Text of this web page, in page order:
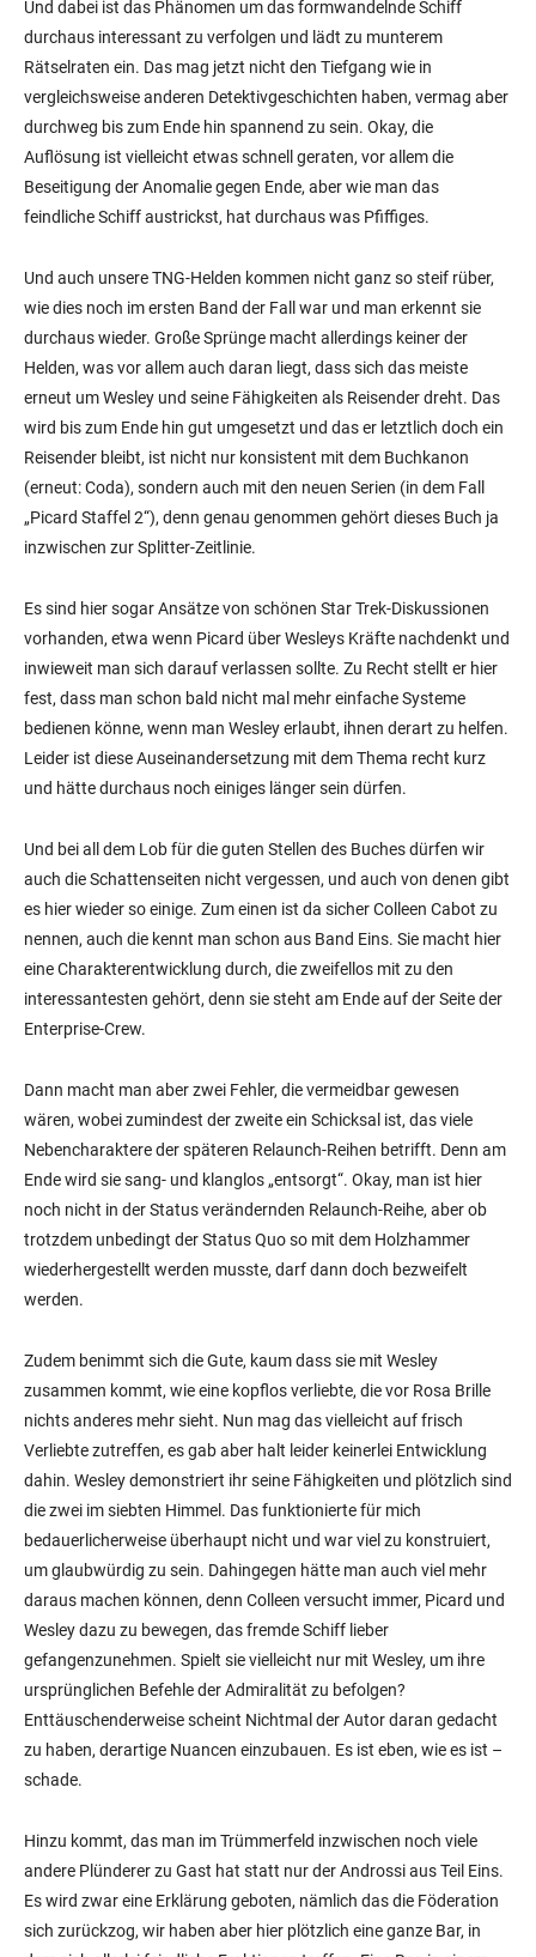
Und dabei ist das Phänomen um das formwandelnde Schiff
durchaus interessant zu verfolgen und lädt zu munterem
Rätselraten ein. Das mag jetzt nicht den Tiefgang wie in
vergleichsweise anderen Detektivgeschichten haben, vermag aber
durchweg bis zum Ende hin spannend zu sein. Okay, die
Auflösung ist vielleicht etwas schnell geraten, vor allem die
Beseitigung der Anomalie gegen Ende, aber wie man das
feindliche Schiff austrickst, hat durchaus was Pfiffiges.
Und auch unsere TNG-Helden kommen nicht ganz so steif rüber,
wie dies noch im ersten Band der Fall war und man erkennt sie
durchaus wieder. Große Sprünge macht allerdings keiner der
Helden, was vor allem auch daran liegt, dass sich das meiste
erneut um Wesley und seine Fähigkeiten als Reisender dreht. Das
wird bis zum Ende hin gut umgesetzt und das er letztlich doch ein
Reisender bleibt, ist nicht nur konsistent mit dem Buchkanon
(erneut: Coda), sondern auch mit den neuen Serien (in dem Fall
„Picard Staffel 2“), denn genau genommen gehört dieses Buch ja
inzwischen zur Splitter-Zeitlinie.
Es sind hier sogar Ansätze von schönen Star Trek-Diskussionen
vorhanden, etwa wenn Picard über Wesleys Kräfte nachdenkt und
inwieweit man sich darauf verlassen sollte. Zu Recht stellt er hier
fest, dass man schon bald nicht mal mehr einfache Systeme
bedienen könne, wenn man Wesley erlaubt, ihnen derart zu helfen.
Leider ist diese Auseinandersetzung mit dem Thema recht kurz
und hätte durchaus noch einiges länger sein dürfen.
Und bei all dem Lob für die guten Stellen des Buches dürfen wir
auch die Schattenseiten nicht vergessen, und auch von denen gibt
es hier wieder so einige. Zum einen ist da sicher Colleen Cabot zu
nennen, auch die kennt man schon aus Band Eins. Sie macht hier
eine Charakterentwicklung durch, die zweifellos mit zu den
interessantesten gehört, denn sie steht am Ende auf der Seite der
Enterprise-Crew.
Dann macht man aber zwei Fehler, die vermeidbar gewesen
wären, wobei zumindest der zweite ein Schicksal ist, das viele
Nebencharaktere der späteren Relaunch-Reihen betrifft. Denn am
Ende wird sie sang- und klanglos „entsorgt“. Okay, man ist hier
noch nicht in der Status verändernden Relaunch-Reihe, aber ob
trotzdem unbedingt der Status Quo so mit dem Holzhammer
wiederhergestellt werden musste, darf dann doch bezweifelt
werden.
Zudem benimmt sich die Gute, kaum dass sie mit Wesley
zusammen kommt, wie eine kopflos verliebte, die vor Rosa Brille
nichts anderes mehr sieht. Nun mag das vielleicht auf frisch
Verliebte zutreffen, es gab aber halt leider keinerlei Entwicklung
dahin. Wesley demonstriert ihr seine Fähigkeiten und plötzlich sind
die zwei im siebten Himmel. Das funktionierte für mich
bedauerlicherweise überhaupt nicht und war viel zu konstruiert,
um glaubwürdig zu sein. Dahingegen hätte man auch viel mehr
daraus machen können, denn Colleen versucht immer, Picard und
Wesley dazu zu bewegen, das fremde Schiff lieber
gefangenzunehmen. Spielt sie vielleicht nur mit Wesley, um ihre
ursprünglichen Befehle der Admiralität zu befolgen?
Enttäuschenderweise scheint Nichtmal der Autor daran gedacht
zu haben, derartige Nuancen einzubauen. Es ist eben, wie es ist –
schade.
Hinzu kommt, das man im Trümmerfeld inzwischen noch viele
andere Plünderer zu Gast hat statt nur der Androssi aus Teil Eins.
Es wird zwar eine Erklärung geboten, nämlich das die Föderation
sich zurückzog, wir haben aber hier plötzlich eine ganze Bar, in